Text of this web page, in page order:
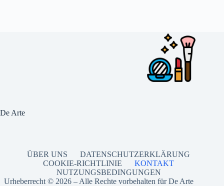
De Arte
ÜBER UNS
DATENSCHUTZERKLÄRUNG
COOKIE-RICHTLINIE
KONTAKT
NUTZUNGSBEDINGUNGEN
Urheberrecht © 2026 – Alle Rechte vorbehalten für De Arte